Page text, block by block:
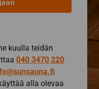
kuulla teidän
040 3470 220
alla olevaa